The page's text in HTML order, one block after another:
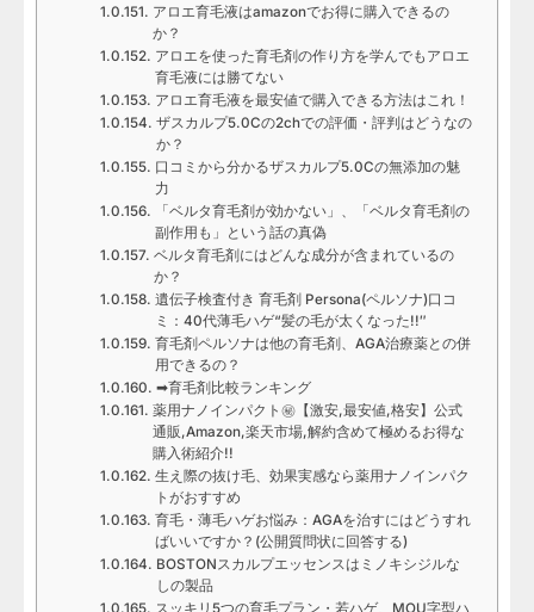
アロエ育毛液はamazonでお得に購入できるの
か？
アロエを使った育毛剤の作り方を学んでもアロエ
育毛液には勝てない
アロエ育毛液を最安値で購入できる方法はこれ！
ザスカルプ5.0Cの2chでの評価・評判はどうなの
か？
口コミから分かるザスカルプ5.0Cの無添加の魅
力
「ベルタ育毛剤が効かない」、「ベルタ育毛剤の
副作用も」という話の真偽
ベルタ育毛剤にはどんな成分が含まれているの
か？
遺伝子検査付き 育毛剤 Persona(ペルソナ)口コ
ミ：40代薄毛ハゲ“髪の毛が太くなった!!″
育毛剤ペルソナは他の育毛剤、AGA治療薬との併
用できるの？
➡育毛剤比較ランキング
薬用ナノインパクト㊙【激安,最安値,格安】公式
通販,Amazon,楽天市場,解約含めて極めるお得な
購入術紹介!!
生え際の抜け毛、効果実感なら薬用ナノインパク
トがおすすめ
育毛・薄毛ハゲお悩み：AGAを治すにはどうすれ
ばいいですか？(公開質問状に回答する)
BOSTONスカルプエッセンスはミノキシジルな
しの製品
スッキリ5つの育毛プラン・若ハゲ、MOU字型ハ